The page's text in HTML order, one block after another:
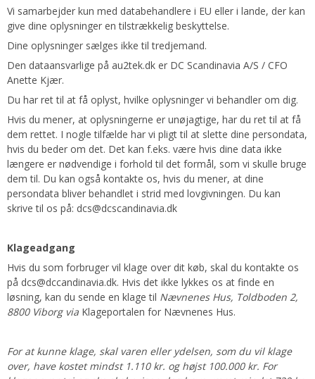
Vi samarbejder kun med databehandlere i EU eller i lande, der kan
give dine oplysninger en tilstrækkelig beskyttelse.
Dine oplysninger sælges ikke til tredjemand.
Den dataansvarlige på au2tek.dk er DC Scandinavia A/S / CFO
Anette Kjær.
Du har ret til at få oplyst, hvilke oplysninger vi behandler om dig.
Hvis du mener, at oplysningerne er unøjagtige, har du ret til at få
dem rettet. I nogle tilfælde har vi pligt til at slette dine persondata,
hvis du beder om det. Det kan f.eks. være hvis dine data ikke
længere er nødvendige i forhold til det formål, som vi skulle bruge
dem til. Du kan også kontakte os, hvis du mener, at dine
persondata bliver behandlet i strid med lovgivningen. Du kan
skrive til os på: dcs@dcscandinavia.dk
Klageadgang
Hvis du som forbruger vil klage over dit køb, skal du kontakte os
på dcs@dccandinavia.dk. Hvis det ikke lykkes os at finde en
løsning, kan du sende en klage til Nævnenes Hus, Toldboden 2,
8800 Viborg via Klageportalen for Nævnenes Hus.
For at kunne klage, skal varen eller ydelsen, som du vil klage
over, have kostet mindst 1.110 kr. og højst 100.000 kr. For